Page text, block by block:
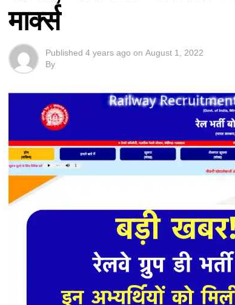
मार्क्स
Published 4 years ago on August 1, 2022
By